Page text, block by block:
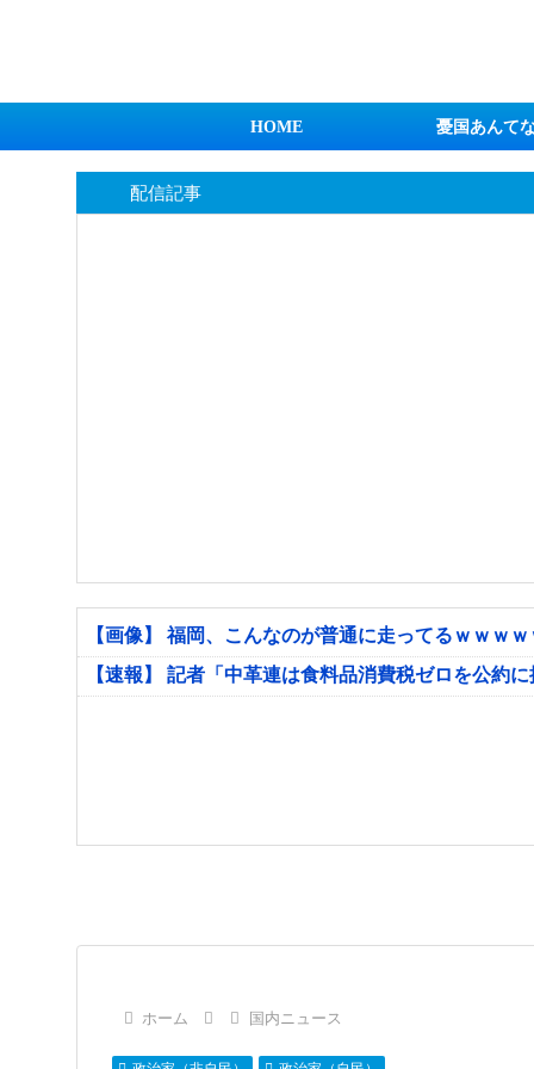
HOME 憂国あんて
配信記事
【画像】 福岡、こんなのが普通に走ってるｗｗｗ
【速報】 記者「中革連は食料品消費税ゼロを公約
ホーム 国内ニュース